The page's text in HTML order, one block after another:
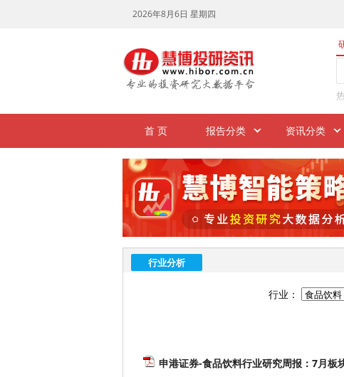
首 页 报告分类 资讯分类
行业分析
行业：
申港证券-食品饮料行业研究周报：7月